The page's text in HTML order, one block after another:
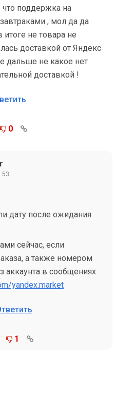
поддержка на
, мол да да
итоге не товара не
доставкой от Яндекс
дальше не какое нет
доставкой !
0
дату после ожидания
сейчас, если
а также номером
аккаунта в сообщениях
yandex.market
1